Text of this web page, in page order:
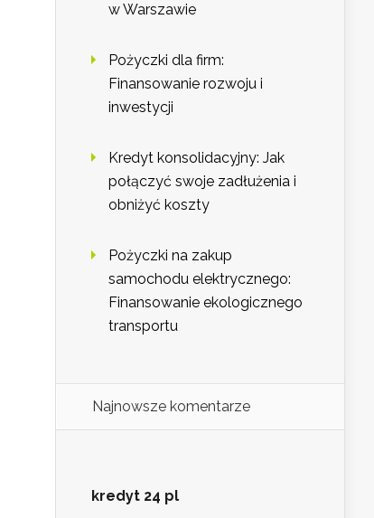
w Warszawie
Pożyczki dla firm:
Finansowanie rozwoju i
inwestycji
Kredyt konsolidacyjny: Jak
połączyć swoje zadłużenia i
obniżyć koszty
Pożyczki na zakup
samochodu elektrycznego:
Finansowanie ekologicznego
transportu
Najnowsze komentarze
kredyt 24 pl